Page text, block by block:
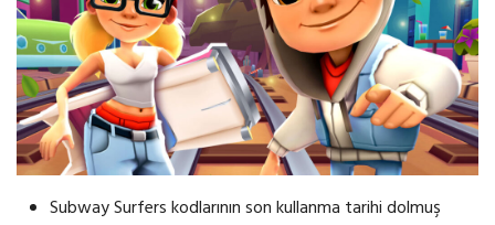
Subway Surfers kodlarının son kullanma tarihi dolmuş